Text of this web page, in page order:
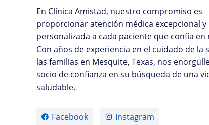
En Clínica Amistad, nuestro compromiso es
proporcionar atención médica excepcional y
personalizada a cada paciente que confía
Con años de experiencia en el cuidado de la
las familias en Mesquite, Texas, nos
socio de confianza en su búsqueda de una
saludable.
Facebook Instagram